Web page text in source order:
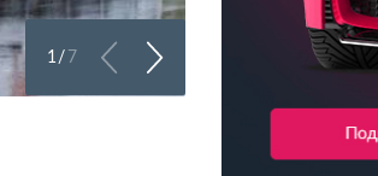
Брендирование
1/ 7